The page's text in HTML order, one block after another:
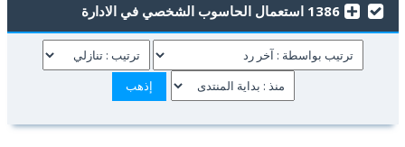
1386 استعمال الحاسوب الشخصي في الادارة